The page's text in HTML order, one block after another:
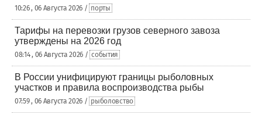
10:26 , 06 Августа 2026 / порты
Тарифы на перевозки грузов северного завоза
утверждены на 2026 год
08:14 , 06 Августа 2026 / события
В России унифицируют границы рыболовных
участков и правила воспроизводства рыбы
07:59 , 06 Августа 2026 / рыболовство